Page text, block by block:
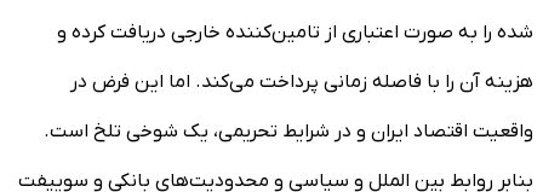
شده را به صورت اعتباری از تامین‌کننده خارجی دریافت کرده و
هزینه آن را با فاصله زمانی پرداخت می‌کند. اما این فرض در
واقعیت اقتصاد ایران و در شرایط تحریمی، یک شوخی تلخ است.
بنابر روابط بین الملل و سیاسی و محدودیت‌های بانکی و سوییفت